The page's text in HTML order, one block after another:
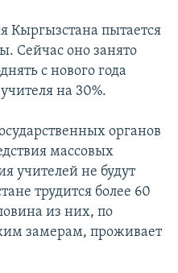
Кыргызстана пытается
Сейчас оно занято
с нового года
на 30%.
органов
массовых
учителей не будут
трудится более 60
из них, по
замерам, проживает